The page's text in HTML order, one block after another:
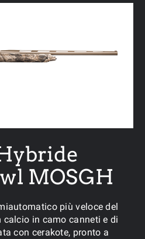
MOSGH
più veloce del
in camo canneti e di
con cerakote, pronto a